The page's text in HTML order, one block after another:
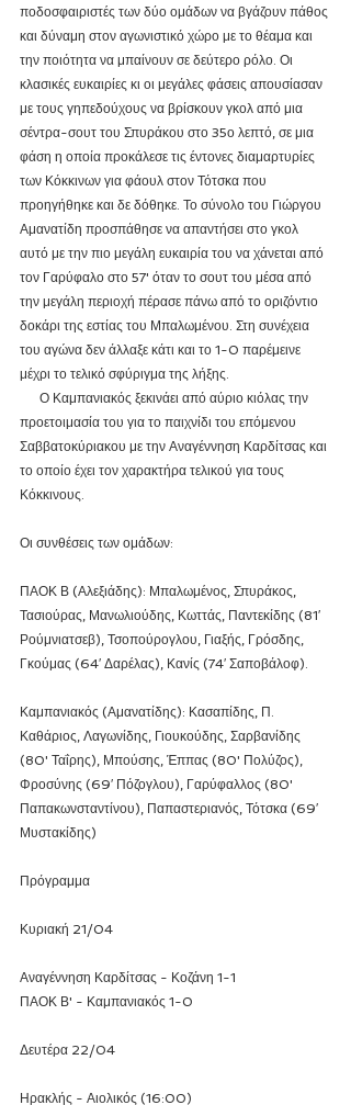
ποδοσφαιριστές των δύο ομάδων να βγάζουν πάθος
και δύναμη στον αγωνιστικό χώρο με το θέαμα και
την ποιότητα να μπαίνουν σε δεύτερο ρόλο. Οι
κλασικές ευκαιρίες κι οι μεγάλες φάσεις απουσίασαν
με τους γηπεδούχους να βρίσκουν γκολ από μια
σέντρα-σουτ του Σπυράκου στο 35ο λεπτό, σε μια
φάση η οποία προκάλεσε τις έντονες διαμαρτυρίες
των Κόκκινων για φάουλ στον Τότσκα που
προηγήθηκε και δε δόθηκε. Το σύνολο του Γιώργου
Αμανατίδη προσπάθησε να απαντήσει στο γκολ
αυτό με την πιο μεγάλη ευκαιρία του να χάνεται από
τον Γαρύφαλο στο 57' όταν το σουτ του μέσα από
την μεγάλη περιοχή πέρασε πάνω από το οριζόντιο
δοκάρι της εστίας του Μπαλωμένου. Στη συνέχεια
του αγώνα δεν άλλαξε κάτι και το 1-0 παρέμεινε
μέχρι το τελικό σφύριγμα της λήξης.
προετοιμασία του για το παιχνίδι του επόμενου
Σαββατοκύριακου με την Αναγέννηση Καρδίτσας και
το οποίο έχει τον χαρακτήρα τελικού για τους
Κόκκινους.
Οι συνθέσεις των ομάδων:
ΠΑΟΚ Β (Αλεξιάδης): Μπαλωμένος, Σπυράκος,
Τασιούρας, Μανωλιούδης, Κωττάς, Παντεκίδης (81′
Ρούμνιατσεβ), Τσοπούρογλου, Γιαξής, Γρόσδης,
Γκούμας (64′ Δαρέλας), Κανίς (74′ Σαποβάλοφ).
Καμπανιακός (Αμανατίδης): Κασαπίδης, Π.
Καθάριος, Λαγωνίδης, Γιουκούδης, Σαρβανίδης
(80' Ταΐρης), Μπούσης, Έππας (80' Πολύζος),
Φροσύνης (69′ Πόζογλου), Γαρύφαλλος (80'
Παπακωνσταντίνου), Παπαστεριανός, Τότσκα (69′
Μυστακίδης)
Πρόγραμμα
Κυριακή 21/04
Αναγέννηση Καρδίτσας - Κοζάνη 1-1
ΠΑΟΚ Β' - Καμπανιακός 1-0
Δευτέρα 22/04
Ηρακλής - Αιολικός (16:00)